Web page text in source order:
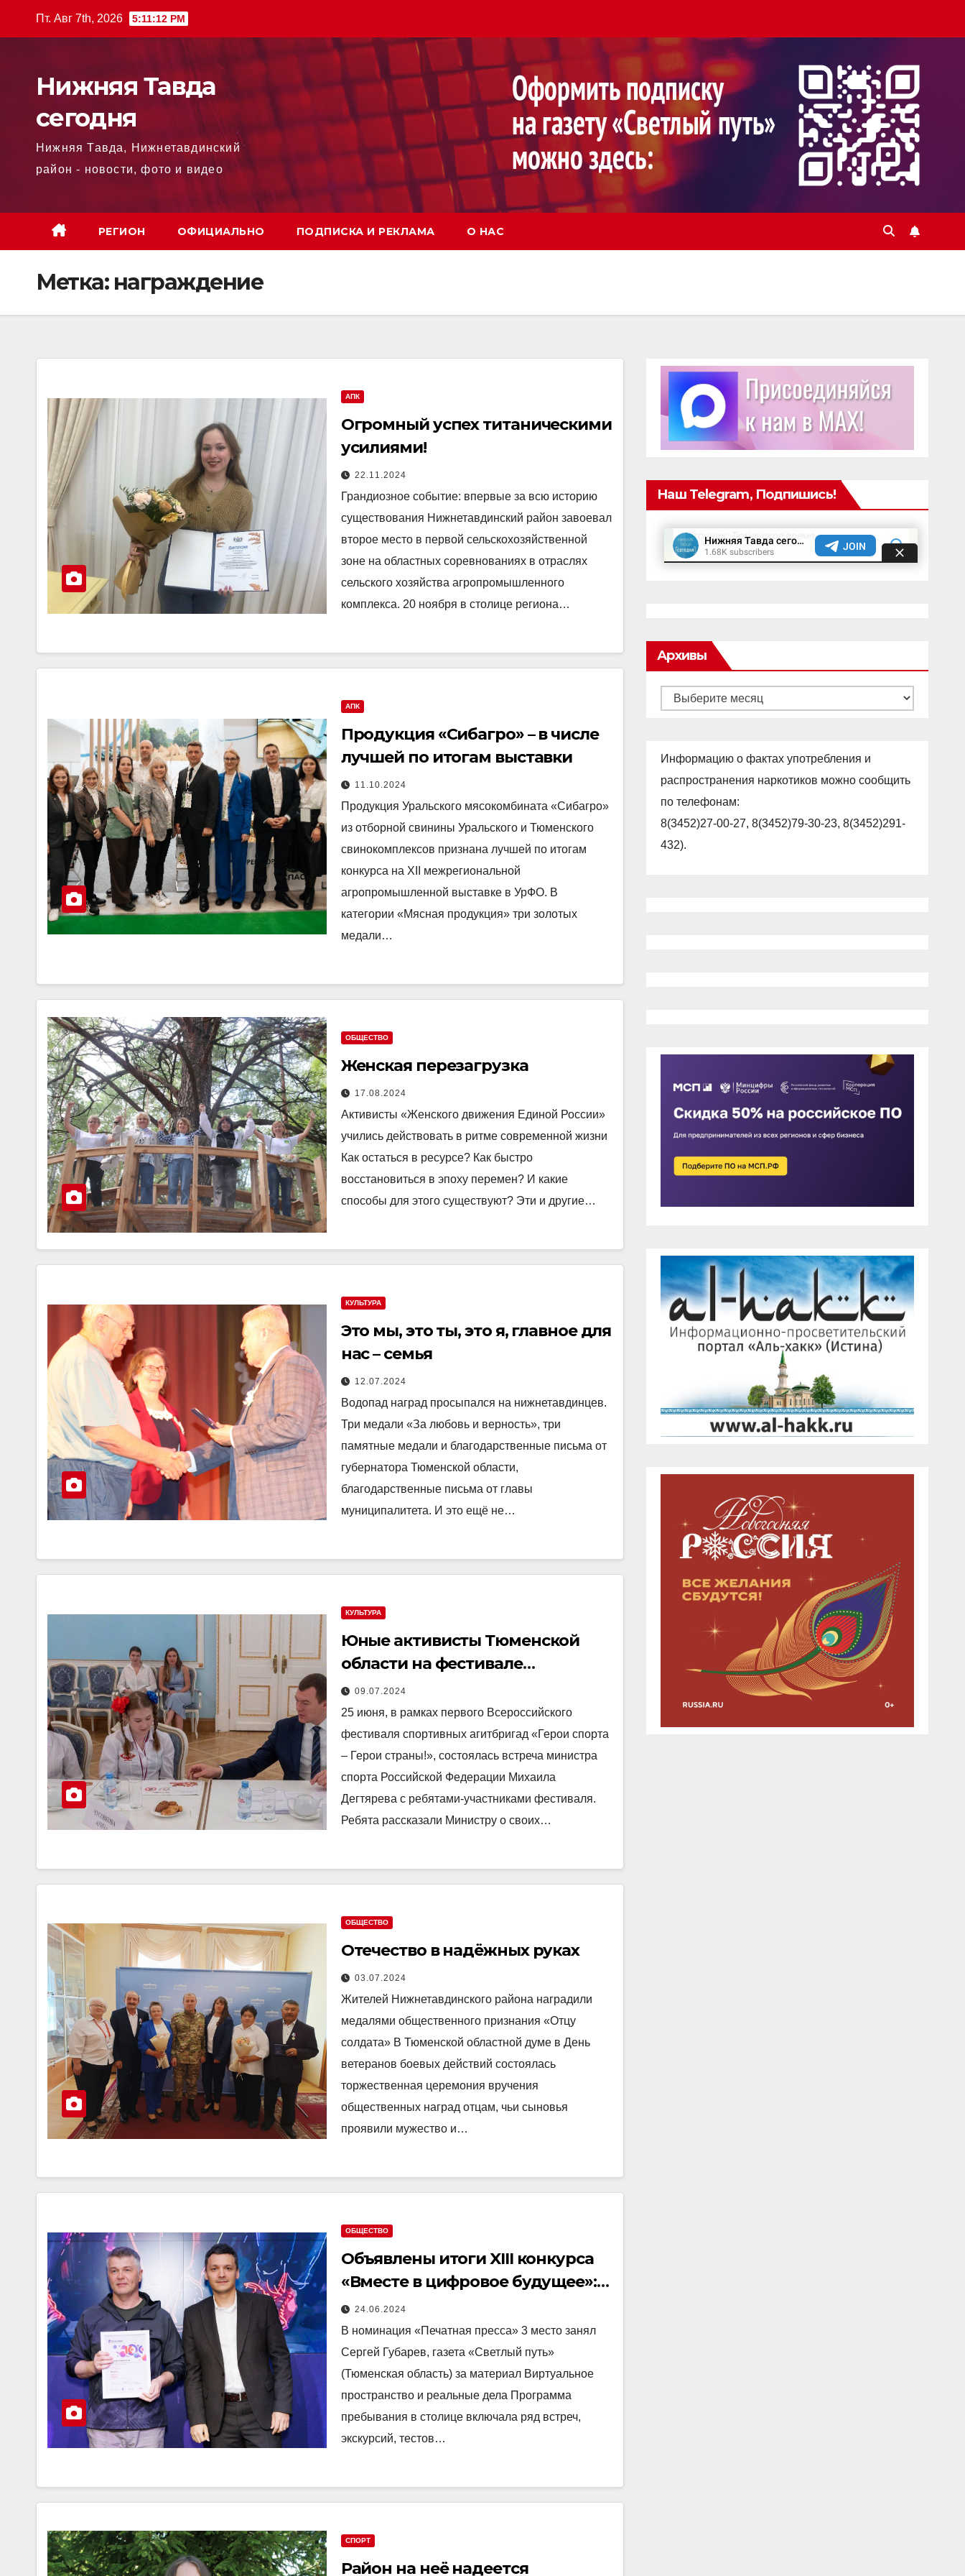
Пт. Авг 7th, 2026 5:11:14 PM
Нижняя Тавда
сегодня
Нижняя Тавда, Нижнетавдинский
район - новости, фото и видео
РЕГИОН ОФИЦИАЛЬНО ПОДПИСКА И РЕКЛАМА О НАС
Метка: награждение
АПК
Огромный успех титаническими
усилиями!
22.11.2024
Грандиозное событие: впервые за всю историю
существования Нижнетавдинский район завоевал
второе место в первой сельскохозяйственной
зоне на областных соревнованиях в отраслях
сельского хозяйства агропромышленного
комплекса. 20 ноября в столице региона…
АПК
Продукция «Сибагро» – в числе
лучшей по итогам выставки
11.10.2024
Продукция Уральского мясокомбината «Сибагро»
из отборной свинины Уральского и Тюменского
свинокомплексов признана лучшей по итогам
конкурса на XII межрегиональной
агропромышленной выставке в УрФО. В
категории «Мясная продукция» три золотых
медали…
ОБЩЕСТВО
Женская перезагрузка
17.08.2024
Активисты «Женского движения Единой России»
учились действовать в ритме современной жизни
Как остаться в ресурсе? Как быстро
восстановиться в эпоху перемен? И какие
способы для этого существуют? Эти и другие…
КУЛЬТУРА
Это мы, это ты, это я, главное для
нас – семья
12.07.2024
Водопад наград просыпался на нижнетавдинцев.
Три медали «За любовь и верность», три
памятные медали и благодарственные письма от
губернатора Тюменской области,
благодарственные письма от главы
муниципалитета. И это ещё не…
КУЛЬТУРА
Юные активисты Тюменской
области на фестивале
спортивных агитбригад в
Москве
09.07.2024
25 июня, в рамках первого Всероссийского
фестиваля спортивных агитбригад «Герои спорта
– Герои страны!», состоялась встреча министра
спорта Российской Федерации Михаила
Дегтярева с ребятами-участниками фестиваля.
Ребята рассказали Министру о своих…
ОБЩЕСТВО
Отечество в надёжных руках
03.07.2024
Жителей Нижнетавдинского района наградили
медалями общественного признания «Отцу
солдата» В Тюменской областной думе в День
ветеранов боевых действий состоялась
торжественная церемония вручения
общественных наград отцам, чьи сыновья
проявили мужество и…
ОБЩЕСТВО
Объявлены итоги XIII конкурса
«Вместе в цифровое будущее»:
лидируют темы ИИ,
кибербезопасности граждан и
цифровизации отраслей
народного хозяйства
24.06.2024
В номинация «Печатная пресса» 3 место занял
Сергей Губарев, газета «Светлый путь»
(Тюменская область) за материал Виртуальное
пространство и реальные дела Программа
пребывания в столице включала ряд встреч,
экскурсий, тестов…
СПОРТ
Район на неё надеется
Наш Telegram, Подпишись!
Архивы
Архивы
Информацию о фактах употребления и
распространения наркотиков можно сообщить
по телефонам:
8(3452)27-00-27, 8(3452)79-30-23, 8(3452)291-
432).